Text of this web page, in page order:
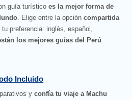
guía turístico es la mejor forma de
. Elige entre la opcióncompartida
preferencia: inglés, español,
los mejores guías del Perú.
Incluido
yconfía tu viaje a Machu